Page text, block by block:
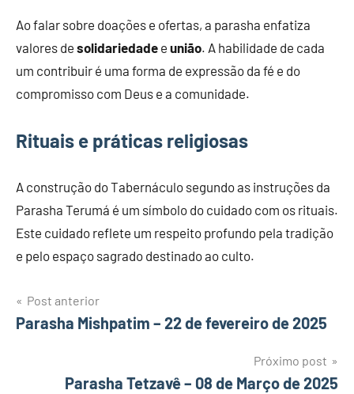
Ao falar sobre doações e ofertas, a parasha enfatiza
valores de solidariedade e união. A habilidade de cada
um contribuir é uma forma de expressão da fé e do
compromisso com Deus e a comunidade.
Rituais e práticas religiosas
A construção do Tabernáculo segundo as instruções da
Parasha Terumá é um símbolo do cuidado com os rituais.
Este cuidado reflete um respeito profundo pela tradição
e pelo espaço sagrado destinado ao culto.
Navegação
de
Post anterior
Parasha Mishpatim – 22 de fevereiro de 2025
Próximo post
Parasha Tetzavê – 08 de Março de 2025